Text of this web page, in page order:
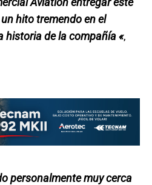
hito tremendo en el
historia de la compañía «,
personalmente muy cerca